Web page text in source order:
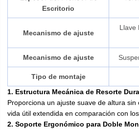
Escritorio
Mecanismo de ajuste
Llave
Mecanismo de ajuste
Tipo de montaje
1. Estructura Mecánica de Resorte
Proporciona un ajuste suave de altura sin
vida útil extendida en comparación con
2. Soporte Ergonómico para Doble